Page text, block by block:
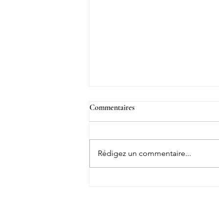
Commentaires
Rédigez un commentaire...